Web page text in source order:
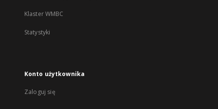
Klaster WMBC
Statystyki
Konto użytkownika
Zaloguj się